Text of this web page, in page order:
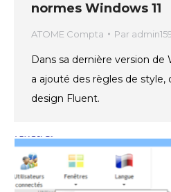
normes Windows 11
ATOME Compta Par
Dans sa dernière version de
a ajouté des règles de style,
design Fluent.